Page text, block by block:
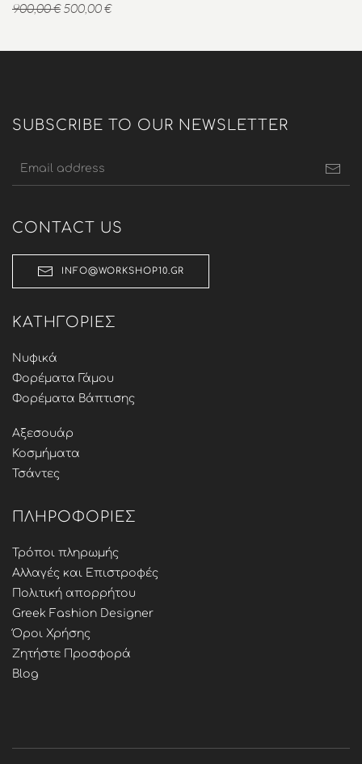
900,00€ Original
was:
500,00€Η
τιμή
SUBSCRIBE TO OUR NEWSLETTER
CONTACT US
INFO@WORKSHOP10.GR
ΚΑΤΗΓΟΡΊΕΣ
Νυφικά
Φορέματα Γάμου
Φορέματα Βάπτισης
Αξεσουάρ
Κοσμήματα
Τσάντες
ΠΛΗΡΟΦΟΡΊΕΣ
Τρόποι πληρωμής
Αλλαγές και Επιστροφές
Πολιτική απορρήτου
Greek Fashion Designer
Όροι Χρήσης
Ζητήστε Προσφορά
Blog